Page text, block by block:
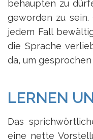
behaupten zu
geworden zu
jedem Fall
die Sprache
da, um
LERNEN
Das
eine nette